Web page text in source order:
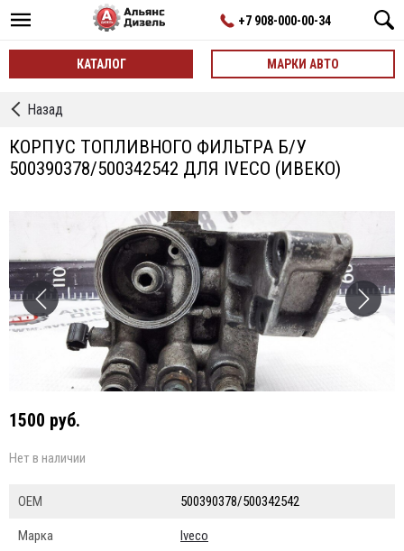
+7 908-000-00-34
КАТАЛОГ МАРКИ АВТО
←
Топливного
Фильтра
Назад
КОРПУС ТОПЛИВНОГО ФИЛЬТРА Б/У
500390378/500342542 ДЛЯ IVECO (ИВЕКО)
1500 руб.
Нет в наличии
ОЕМ 500390378/500342542
Марка Iveco